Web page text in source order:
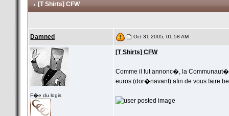
[T Shirts] CFW
Damned Oct 31 2005, 01:58 AM
F�e du logis
[T Shirts] CFW
Comme il fut annonc�, la
euros (dor�navant) afin de vous faire